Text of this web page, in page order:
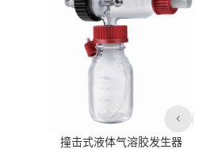
撞击式液体气溶胶发生器